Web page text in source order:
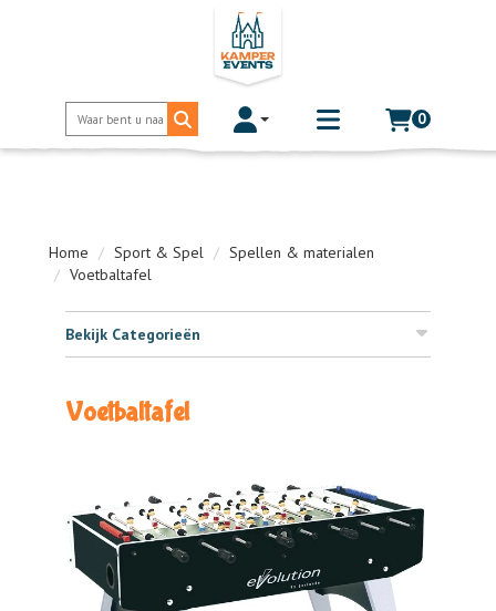
Toggle account dropdown
Toggle
mobile
0
Home Sport & Spel
Spellen & materialen
Voetbaltafel
Bekijk Categorieën
Voetbaltafel